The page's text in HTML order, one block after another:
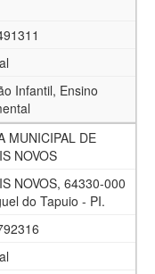
Infantil, Ensino
MUNICIPAL DE
NOVOS
NOVOS, 64330-000
do Tapuio - PI.